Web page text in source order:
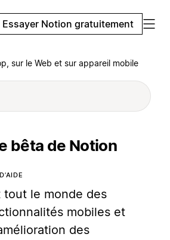
Essayer Notion gratuitement
sur le Web et sur appareil mobile
bêta de Notion
tout le monde des
mobiles et
des